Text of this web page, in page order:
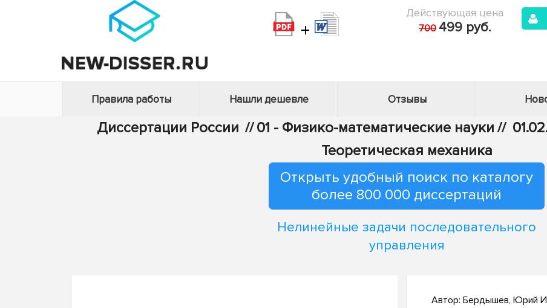
+
Действующая цена
700 499 руб.
Правила работы Нашли дешевле Отзывы
Диссертации России // 01 - Физико-математические науки //
Теоретическая механика
Открыть удобный поиск по каталогу
более 800 000 диссертаций
Нелинейные задачи последовательного
управления
Автор: Бердышев, Юрий